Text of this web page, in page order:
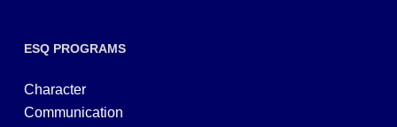
ESQ PROGRAMS
Character
Communication